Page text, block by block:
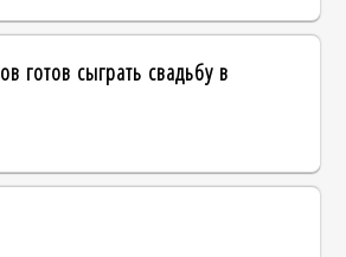
готов сыграть свадьбу в